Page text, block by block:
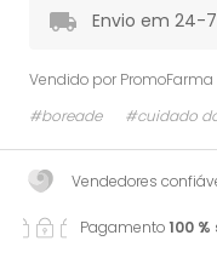
Envio em 24-
Vendido por PromoFarma
#boreade
#cuidado
Vendedores
Pagamento100